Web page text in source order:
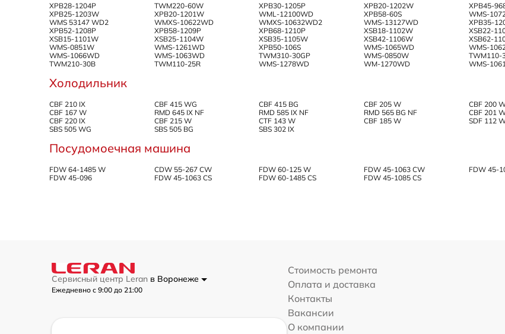
XPB28-1204P TWM220-60W XPB30-1205P XPB20-1202W XPB45-
XPB25-1203W
XPB20-1201W WML-12100WD XPB58-60S WMS-
WMS 53147 WD2
WMXS-10622WD WMXS-10632WD2 WMS-13127WD XPB35-
XPB52-1208P
XPB58-1209P XPB68-1210P XSB18-1102W XSB22-
XSB15-1101W
XSB25-1104W XSB35-1105W XSB42-1106W XSB62-
WMS-0851W
WMS-1261WD XPB50-106S WMS-1065WD WMS-
WMS-1066WD
WMS-1063WD TWM310-30GP WMS-0850W TWM110-
TWM210-30B
TWM110-25R WMS-1278WD WM-1270WD WMS-
Холодильник
CBF 210 IX CBF 415 WG CBF 415 BG CBF 205 W CBF 200
CBF 167 W
RMD 645 IX NF RMD 585 IX NF RMD 565 BG NF CBF 201
CBF 220 IX
CBF 215 W CTF 143 W CBF 185 W SDF 112
SBS 505 WG
SBS 505 BG SBS 302 IX
Посудомоечная машина
FDW 64-1485 W CDW 55-267 CW FDW 60-125 W FDW 45-1063 CW FDW 45-
FDW 45-096
FDW 45-1063 CS FDW 60-1485 CS FDW 45-1085 CS
Сервисный центр Leran в Воронеже
Ежедневно с 9:00 до 21:00
Стоимость ремонта
Оплата и доставка
Контакты
Вакансии
О компании